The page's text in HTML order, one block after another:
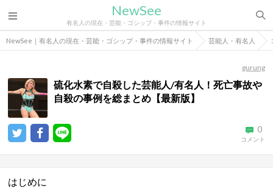
NewSee
有名人の現在・芸能・ゴシップ・事件の情報サイト
NewSee｜有名人の現在・芸能・ゴシップ・事件の情報サイト 芸能人・有名人
gurung
硫化水素で自殺した芸能人/有名人！死亡事故や
自殺の事例を総まとめ【最新版】
0
コメント
はじめに